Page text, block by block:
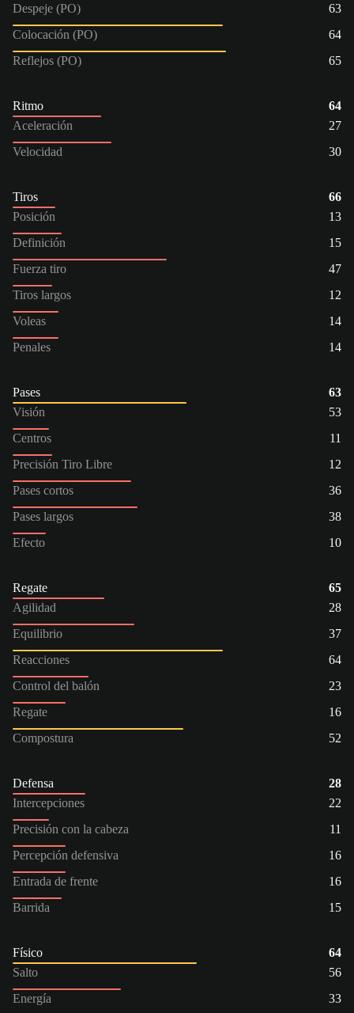
Despeje (PO)
63
Colocación (PO)
64
Reflejos (PO)
65
Ritmo
64
Aceleración
27
Velocidad
30
Tiros
66
Posición
13
Definición
15
Fuerza tiro
47
Tiros largos
12
Voleas
14
Penales
14
Pases
63
Visión
53
Centros
11
Precisión Tiro Libre
12
Pases cortos
36
Pases largos
38
Efecto
10
Regate
65
Agilidad
28
Equilibrio
37
Reacciones
64
Control del balón
23
Regate
16
Compostura
52
Defensa
28
Intercepciones
22
Precisión con la cabeza
11
Percepción defensiva
16
Entrada de frente
16
Barrida
15
Físico
64
Salto
56
Energía
33